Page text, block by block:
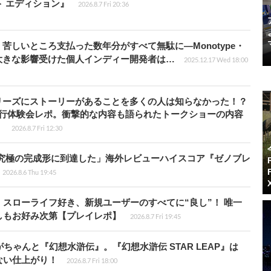
ディション』 2026.8.7 Fri 20:36
しいところ支払った数年分がすべて無駄に―Monotype・
な影響受けた個人インディー開発者は…
2025.12.17 Wed 18:00
ズにストーリーがあることを多くの人は知らなかった！？
体験会レポ。衝撃的な内容も語られたトークショーの内容
2026.8.7 Fri 12:30
の完成形に到達した」海外レビューハイスコア『ゼノブレ
2026.8.6 Thu 19:45
ローライフ好き、新規ユーザーのすべてに“良し”！ 唯一
お好み次第【プレイレポ】
2026.8.7 Fri 19:45
ゃんと『幻想水滸伝』。『幻想水滸伝 STAR LEAP』は
仕上がり！
2026.8.7 Fri 18:00